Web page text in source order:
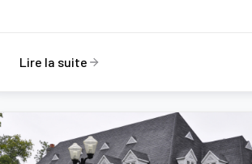
Lire la suite